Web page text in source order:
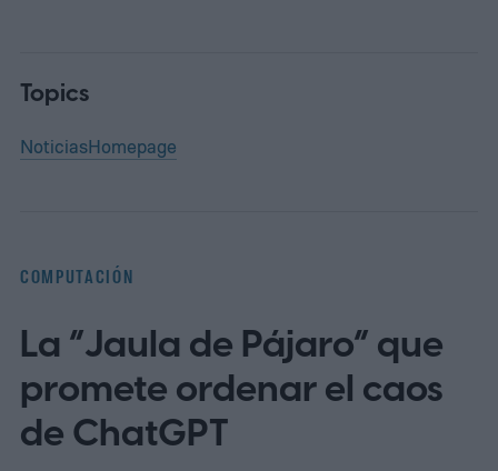
Topics
NoticiasHomepage
COMPUTACIÓN
La “Jaula de Pájaro” que
promete ordenar el caos
de ChatGPT